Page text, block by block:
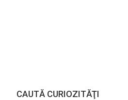
CAUTĂ CURIOZITĂŢI